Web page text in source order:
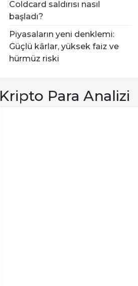
Coldcard saldırısı nasıl
başladı?
Piyasaların yeni denklemi:
Güçlü kârlar, yüksek faiz ve
hürmüz riski
Kripto Para Analizi